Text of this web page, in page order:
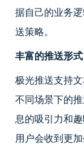
据自己的业务
送策略。
丰富的推送形式
极光推送支持
不同场景下的
息的吸引力和
用户会收到更